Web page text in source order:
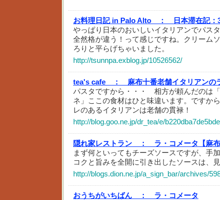
お料理日記 in Palo Alto ：
日本滞在記：
やっぱり日本のおいしいイタリアンでパス
全然格が違う！って感じですね。クリーム
ろりと平らげちゃいました。
http://tsunnpa.exblog.jp/10526562/
tea's cafe ：
麻布十番老舗イタリアン
パスタですから・・・ 相方が頼んだのは
ネ」ここの食材はひと味違います。ですか
レのあるイタリアンは老舗の貫禄！
http://blog.goo.ne.jp/dr_tea/e/
隠れ家レストラン ：
ラ・コメータ【麻
まず何といってもチーズソースですが、手
コクと旨みを全開に引き出したソースは、
http://blogs.dion.ne.jp/a_sign_bar/archives/
おうちがいちばん ：
ラ・コメータ